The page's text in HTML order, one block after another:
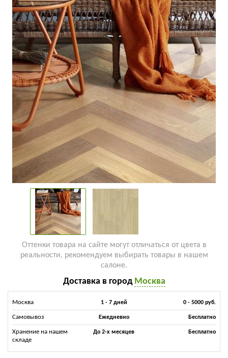
Оттенки товара на сайте могут отличаться от цвета в
реальности, рекомендуем выбирать товары в нашем
салоне.
Доставка в город Москва
Москва 1 - 7 дней 0 - 5000 руб.
Самовывоз Ежедневно Бесплатно
Хранение на нашем
складе
До 2-х месяцев Бесплатно